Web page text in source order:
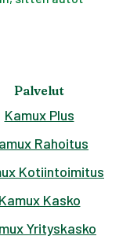
Palvelut
Kamux Plus
Rahoitus
Kotiintoimitus
Kamux Kasko
Yrityskasko